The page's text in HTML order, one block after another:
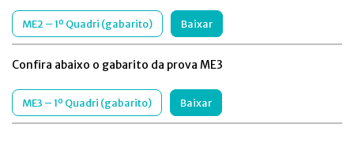
ME2 – 1º Quadri (gabarito) Baixar
Confira abaixo o gabarito da prova ME3
ME3 – 1º Quadri (gabarito) Baixar